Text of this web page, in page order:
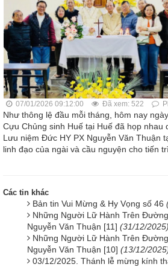
07/01/2026 09:12:00 Đã xem: 522
Như thông lệ đầu mỗi tháng, hôm nay
Cựu Chủng sinh Huế tại Huế đã họp nhau
Lưu niệm Đức HY PX Nguyễn Văn Thuận
linh đạo của ngài và cầu nguyện cho tiến
Các tin khác
Bản tin Vui Mừng & Hy Vọng số 46
Những Người Lữ Hành Trên
Nguyễn Văn Thuận [11] (31/12/2025)
Những Người Lữ Hành Trên
Nguyễn Văn Thuận [10] (13/12/
03/12/2025. Thánh lễ mừng kính